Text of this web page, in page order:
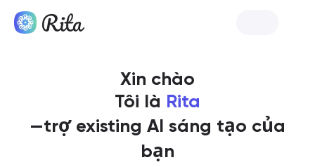
Xin chào
Tôi là Rita
—trợ existing AI sáng tạo của
bạn